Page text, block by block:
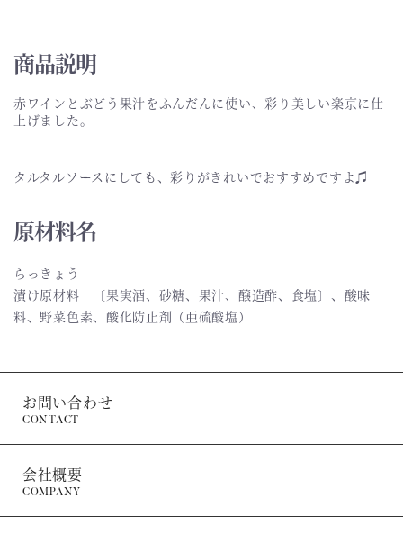
商品説明
赤ワインとぶどう果汁をふんだんに使い、彩り美しい楽京に仕
上げました。
タルタルソースにしても、彩りがきれいでおすすめですよ♫
原材料名
らっきょう
漬け原材料 〔果実酒、砂糖、果汁、醸造酢、食塩〕、酸味
料、野菜色素、酸化防止剤（亜硫酸塩）
CONTACT
お問い合わせ
COMPANY
会社概要